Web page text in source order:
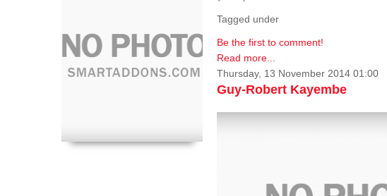
Tagged under
Be the first to comment!
Read more...
Thursday, 13 November 2014 01:00
Guy-Robert Kayembe